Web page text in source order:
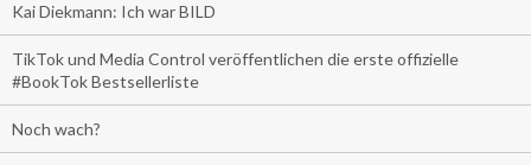
Kai Diekmann: Ich war BILD
TikTok und Media Control veröffentlichen die erste offizielle
#BookTok Bestsellerliste
Noch wach?